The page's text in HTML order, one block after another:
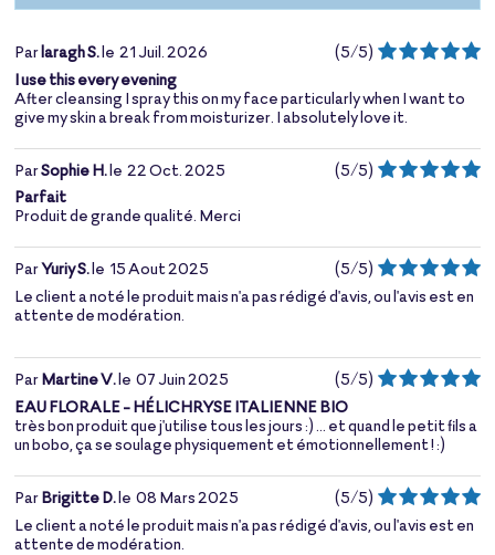
Parlaragh S.le 21 Juil. 2026 (5/5)
I use this every evening
After cleansing I spray this on my face particularly when I want to
give my skin a break from moisturizer. I absolutely love it.
ParSophie H.le 22 Oct. 2025 (5/5)
Parfait
Produit de grande qualité. Merci
ParYuriy S.le 15 Aout 2025 (5/5)
Le client a noté le produit mais n'a pas rédigé d'avis, ou l'avis est en
attente de modération.
ParMartine V.le 07 Juin 2025 (5/5)
EAU FLORALE - HÉLICHRYSE ITALIENNE BIO
très bon produit que j'utilise tous les jours :) ... et quand le petit fils a
un bobo, ça se soulage physiquement et émotionnellement ! :)
ParBrigitte D.le 08 Mars 2025 (5/5)
Le client a noté le produit mais n'a pas rédigé d'avis, ou l'avis est en
attente de modération.